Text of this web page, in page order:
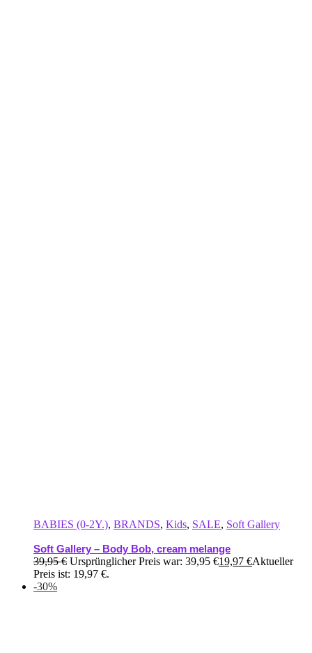
BABIES (0-2Y.), BRANDS, Kids, SALE, Soft Gallery
Soft Gallery – Body Bob, cream melange
39,95€ Ursprünglicher Preis war: 39,95 €19,97 €Aktueller
Preis ist: 19,97 €.
-30%